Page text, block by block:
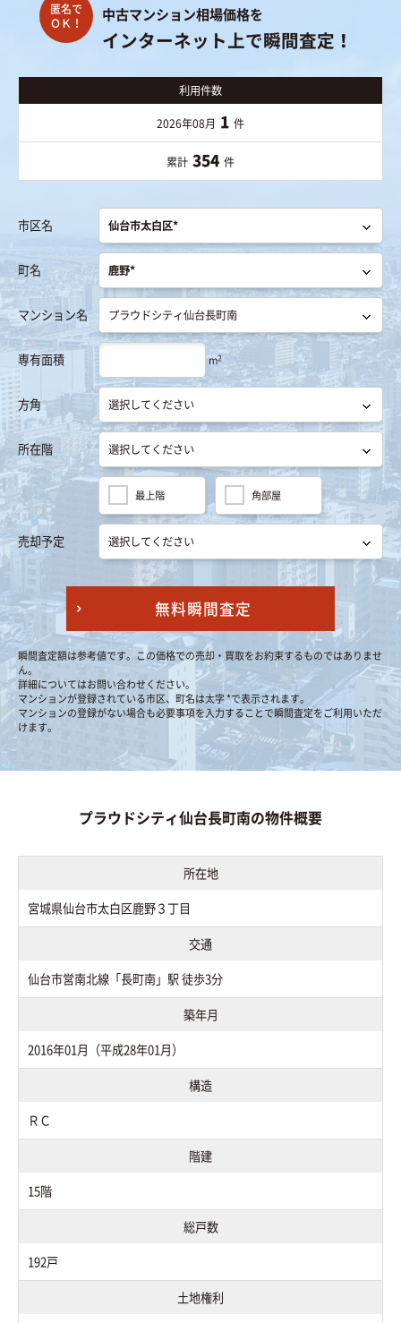
中古マンション相場価格を
インターネット上で瞬間査定！
利用件数
2026年08月 1 件
累計 354 件
市区名
町名
マンション名
専有面積 m2
方角
所在階
最上階 角部屋
売却予定
無料瞬間査定
瞬間査定額は参考値です。この価格での売却・買取をお約束するものではありませ
ん。
詳細についてはお問い合わせください。
マンションが登録されている市区、町名は太字 *で表示されます。
マンションの登録がない場合も必要事項を入力することで瞬間査定をご利用いただ
けます。
プラウドシティ仙台長町南の物件概要
所在地
宮城県仙台市太白区鹿野３丁目
交通
仙台市営南北線「長町南」駅 徒歩3分
築年月
2016年01月（平成28年01月）
構造
ＲＣ
階建
15階
総戸数
192戸
土地権利